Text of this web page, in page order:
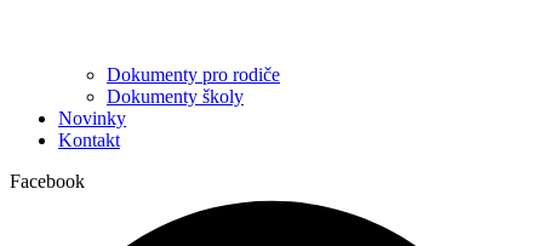
Dokumenty pro rodiče
Dokumenty školy
Novinky
Kontakt
Facebook